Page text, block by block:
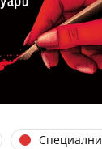
Специални